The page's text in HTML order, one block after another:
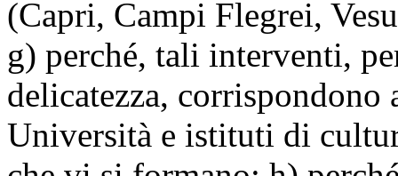
(Capri, Campi Flegrei,
g) perché, tali interventi,
delicatezza,
Università e istituti di